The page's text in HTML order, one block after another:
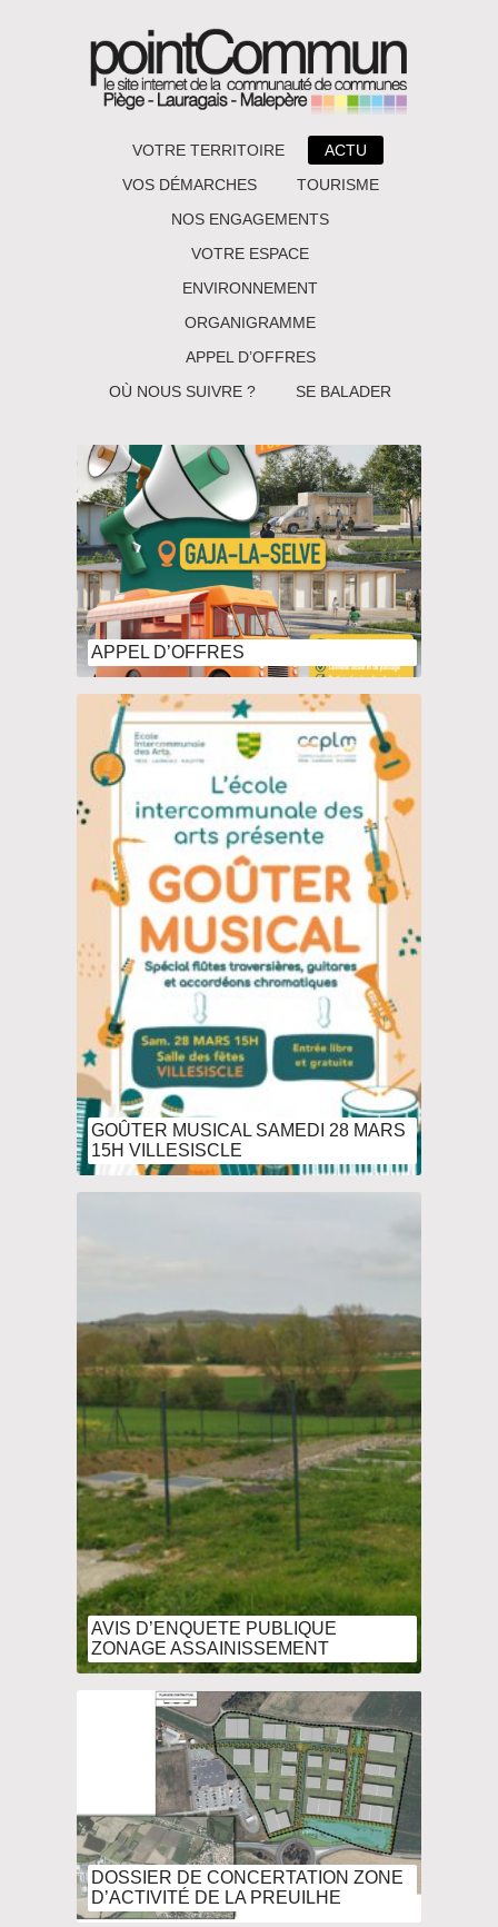
VOTRE TERRITOIRE
ACTU
VOS DÉMARCHES
TOURISME
NOS ENGAGEMENTS
VOTRE ESPACE
ENVIRONNEMENT
ORGANIGRAMME
APPEL D’OFFRES
OÙ NOUS SUIVRE ?
SE BALADER
APPEL D’OFFRES
GOÛTER MUSICAL SAMEDI 28 MARS
15H VILLESISCLE
AVIS D’ENQUETE PUBLIQUE
ZONAGE ASSAINISSEMENT
DOSSIER DE CONCERTATION ZONE
D’ACTIVITÉ DE LA PREUILHE